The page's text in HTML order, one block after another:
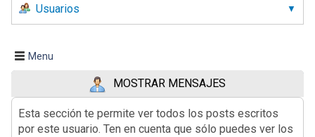
Usuarios
Menu
MOSTRAR MENSAJES
Esta sección te permite ver todos los posts escritos
por este usuario. Ten en cuenta que sólo puedes ver los